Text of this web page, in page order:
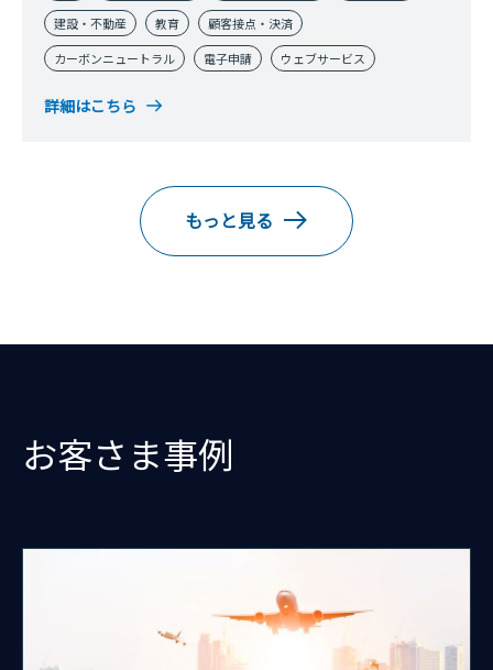
有しながら、ゲスト側へ操作権をシフトして電子署名や契
約手続き操作をいただくことにより、リモートでの契約締
結までを実現できるソリューションです。
建設・不動産 教育 顧客接点・決済
カーボンニュートラル 電子申請 ウェブサービス
詳細はこちら
もっと見る
お客さま事例